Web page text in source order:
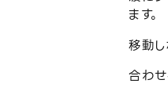
ます。
移動
合わ